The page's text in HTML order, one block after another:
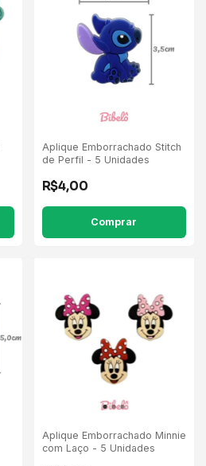
Aplique Emborrachado Stitch
de Perfil - 5 Unidades
R$4,00
Aplique Emborrachado Minnie
com Laço - 5 Unidades